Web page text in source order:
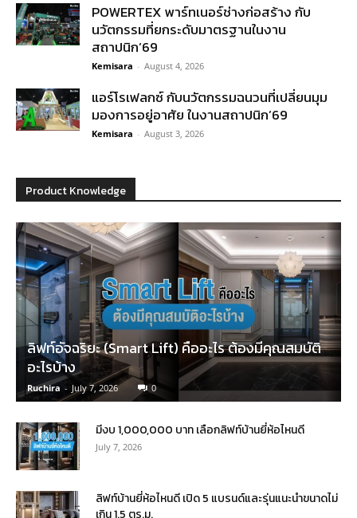
POWERTEX พาร์ทเนอร์ช่างก่อสร้าง กับ
นวัตกรรมที่ยกระดับมาตรฐานในงาน
สถาปนิก’69
Kemisara - August 4, 2026
แอร์โรเฟลกซ์ กับนวัตกรรมฉนวนที่เปลี่ยนมุม
มองการอยู่อาศัย ในงานสถาปนิก’69
Kemisara - August 3, 2026
Product Knowledge
ลิฟท์อัจฉริยะ (Smart Lift) คืออะไร ต้องมีคุณสมบัติ
อะไรบ้าง
Ruchira - July 7, 2026 0
มีงบ 1,000,000 บาท เลือกลิฟท์บ้านยี่ห้อไหนดี
July 7, 2026
ลิฟท์บ้านยี่ห้อไหนดี เปิด 5 แบรนด์และรุ่นแนะนำขนาดไม่
เกิน 1.5 ตร.ม.